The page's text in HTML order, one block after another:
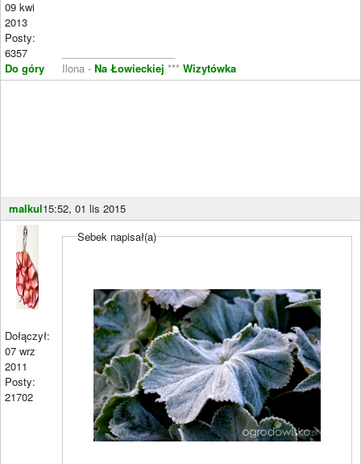
09 kwi
2013
Posty:
6357
Do góry
Ilona - Na Łowieckiej *** Wizytówka
malkul15:52, 01 lis 2015
Dołączył:
07 wrz
2011
Posty:
21702
Sebek napisał(a)